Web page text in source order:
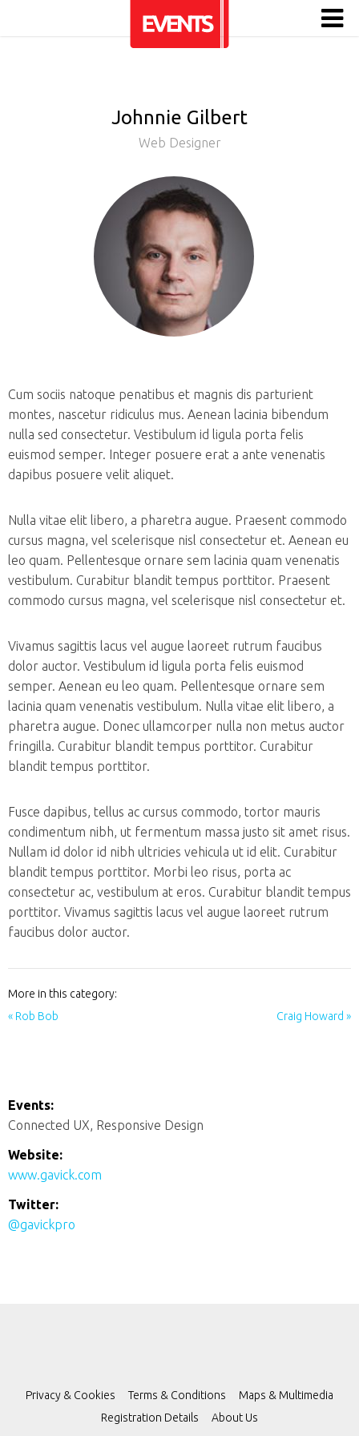
Johnnie Gilbert
Web Designer
Cum sociis natoque penatibus et magnis dis parturient
montes, nascetur ridiculus mus. Aenean lacinia bibendum
nulla sed consectetur. Vestibulum id ligula porta felis
euismod semper. Integer posuere erat a ante venenatis
dapibus posuere velit aliquet.
Nulla vitae elit libero, a pharetra augue. Praesent commodo
cursus magna, vel scelerisque nisl consectetur et. Aenean eu
leo quam. Pellentesque ornare sem lacinia quam venenatis
vestibulum. Curabitur blandit tempus porttitor. Praesent
commodo cursus magna, vel scelerisque nisl consectetur et.
Vivamus sagittis lacus vel augue laoreet rutrum faucibus
dolor auctor. Vestibulum id ligula porta felis euismod
semper. Aenean eu leo quam. Pellentesque ornare sem
lacinia quam venenatis vestibulum. Nulla vitae elit libero, a
pharetra augue. Donec ullamcorper nulla non metus auctor
fringilla. Curabitur blandit tempus porttitor. Curabitur
blandit tempus porttitor.
Fusce dapibus, tellus ac cursus commodo, tortor mauris
condimentum nibh, ut fermentum massa justo sit amet risus.
Nullam id dolor id nibh ultricies vehicula ut id elit. Curabitur
blandit tempus porttitor. Morbi leo risus, porta ac
consectetur ac, vestibulum at eros. Curabitur blandit tempus
porttitor. Vivamus sagittis lacus vel augue laoreet rutrum
faucibus dolor auctor.
More in this category:
« Rob Bob
Craig Howard »
Events:
Connected UX, Responsive Design
Website:
www.gavick.com
Twitter:
@gavickpro
Privacy & Cookies Terms & Conditions
Maps & Multimedia
Registration Details
About Us